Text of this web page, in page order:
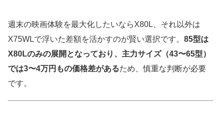
週末の映画体験を最大化したいならX80L、それ以外は
X75WLで浮いた差額を活かすのが賢い選択です。 85型は
X80Lのみの展開となっており、主力サイズ（43〜65型）
では3〜4万円もの価格差があるため、慎重な判断が必要
です。